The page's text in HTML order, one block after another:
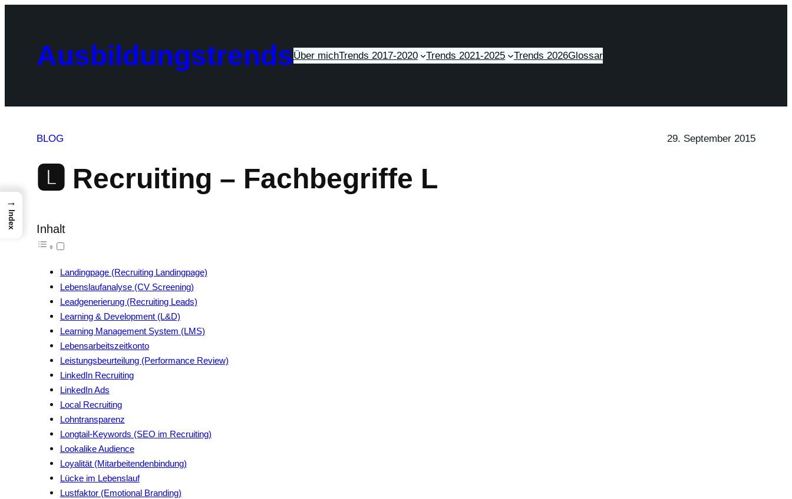
AusbildungstrendsÜber michTrends 2017-2020 Trends 2021-2025 Trends 2026Glossar
BLOG 29. September 2015
🅻 Recruiting – Fachbegriffe L
Inhalt
Landingpage (Recruiting Landingpage)
Lebenslaufanalyse (CV Screening)
Leadgenerierung (Recruiting Leads)
Learning & Development (L&D)
Learning Management System (LMS)
Lebensarbeitszeitkonto
Leistungsbeurteilung (Performance Review)
LinkedIn Recruiting
LinkedIn Ads
Local Recruiting
Lohntransparenz
Longtail-Keywords (SEO im Recruiting)
Lookalike Audience
Loyalität (Mitarbeitendenbindung)
Lücke im Lebenslauf
Lustfaktor (Emotional Branding)
→
Index